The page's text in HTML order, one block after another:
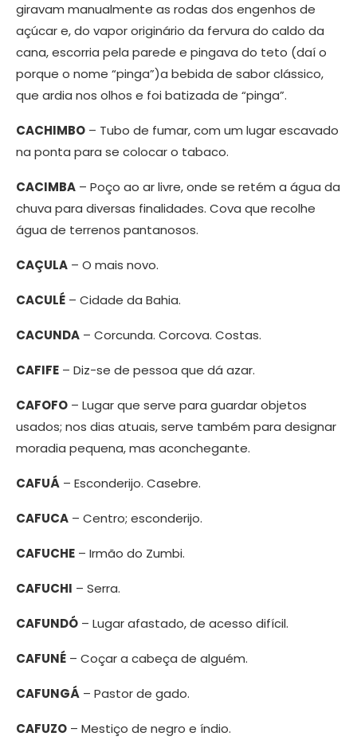
giravam manualmente as rodas dos engenhos de
açúcar e, do vapor originário da fervura do caldo da
cana, escorria pela parede e pingava do teto (daí o
porque o nome “pinga”)a bebida de sabor clássico,
que ardia nos olhos e foi batizada de “pinga”.
CACHIMBO – Tubo de fumar, com um lugar escavado
na ponta para se colocar o tabaco.
CACIMBA – Poço ao ar livre, onde se retém a água da
chuva para diversas finalidades. Cova que recolhe
água de terrenos pantanosos.
CAÇULA – O mais novo.
CACULÉ – Cidade da Bahia.
CACUNDA – Corcunda. Corcova. Costas.
CAFIFE – Diz-se de pessoa que dá azar.
CAFOFO – Lugar que serve para guardar objetos
usados; nos dias atuais, serve também para designar
moradia pequena, mas aconchegante.
CAFUÁ – Esconderijo. Casebre.
CAFUCA – Centro; esconderijo.
CAFUCHE – Irmão do Zumbi.
CAFUCHI – Serra.
CAFUNDÓ – Lugar afastado, de acesso difícil.
CAFUNÉ – Coçar a cabeça de alguém.
CAFUNGÁ – Pastor de gado.
CAFUZO – Mestiço de negro e índio.